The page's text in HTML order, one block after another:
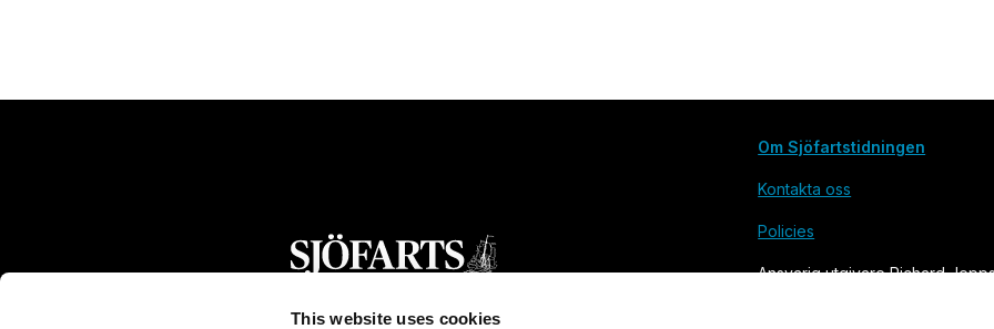
This website uses cookies
Om Sjöfartstidningen
Kontakta oss
Policies
Ansvarig utgivare Richard